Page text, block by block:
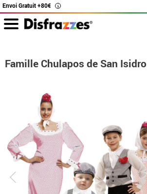
Envoi Gratuit +80€ i
Famille Chulapos de San Isidro